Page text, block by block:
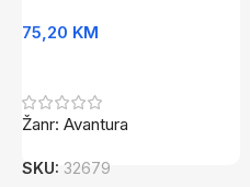
75,20 KM
Žanr: Avantura
SKU: 32679